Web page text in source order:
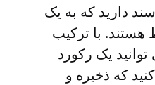
دارید که به یک
هستند. با ترکیب
یک رکورد
که ذخیره و